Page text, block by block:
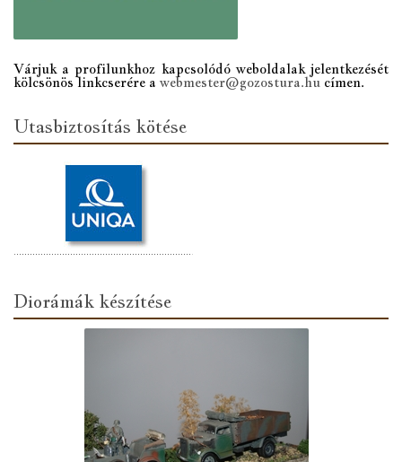
Várjuk a profilunkhoz kapcsolódó weboldalak jelentkezését
kölcsönös linkcserére a webmester@gozostura.hu címen.
Utasbiztosítás kötése
Diorámák készítése